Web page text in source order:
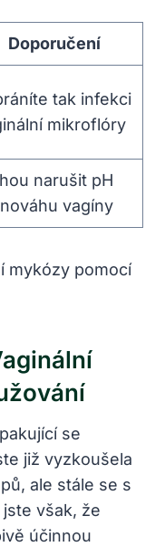
Doporučení
tak infekci
mikroflóry
narušit pH
vagíny
se
již vyzkoušela
ale stále se s
však, že
účinnou